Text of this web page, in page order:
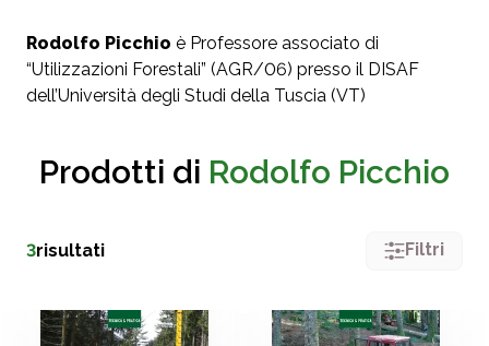
Rodolfo Picchio è Professore associato di
“Utilizzazioni Forestali” (AGR/06) presso il DISAF
dell’Università degli Studi della Tuscia (VT)
Prodotti di Rodolfo Picchio
3risultati Filtri